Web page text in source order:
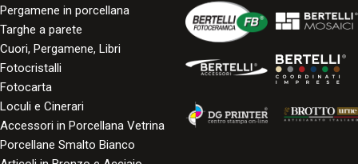
Pergamene in porcellana
Targhe a parete
Cuori, Pergamene, Libri
Fotocristalli
Fotocarta
Loculi e Cinerari
Accessori in Porcellana Vetrina
Porcellane Smalto Bianco